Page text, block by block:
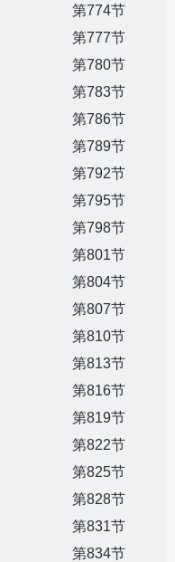
第774节
第777节
第780节
第783节
第786节
第789节
第792节
第795节
第798节
第801节
第804节
第807节
第810节
第813节
第816节
第819节
第822节
第825节
第828节
第831节
第834节